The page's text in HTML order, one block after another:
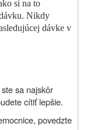
si na to
Nikdy
dávke v
sa najskôr
cítiť lepšie.
povedzte